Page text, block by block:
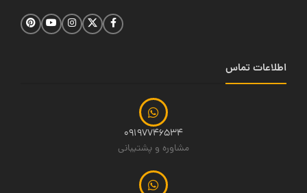
اطلاعات تماس
09197746534
مشاوره و پشتیبانی